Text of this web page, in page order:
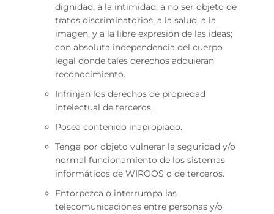
dignidad, a la intimidad, a no ser objeto de
tratos discriminatorios, a la salud, a la
imagen, y a la libre expresión de las ideas;
con absoluta independencia del cuerpo
legal donde tales derechos adquieran
reconocimiento.
Infrinjan los derechos de propiedad
intelectual de terceros.
Posea contenido inapropiado.
Tenga por objeto vulnerar la seguridad y/o
normal funcionamiento de los sistemas
informáticos de WIROOS o de terceros.
Entorpezca o interrumpa las
telecomunicaciones entre personas y/o